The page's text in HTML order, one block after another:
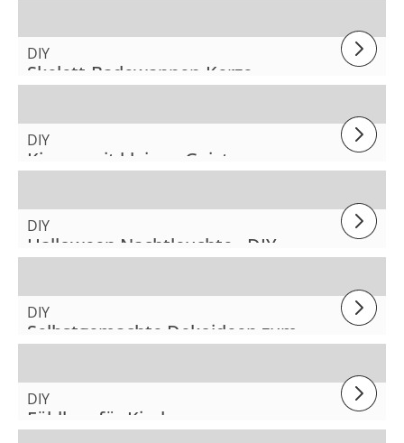
DIY
Skelett-Badewannen-Kerze
DIY
Kissen mit kleinen Geistern
DIY
Halloween Nachtleuchte - DIY
DIY
Selbstgemachte Dekoideen zum
DIY
Fühlbox für Kinder